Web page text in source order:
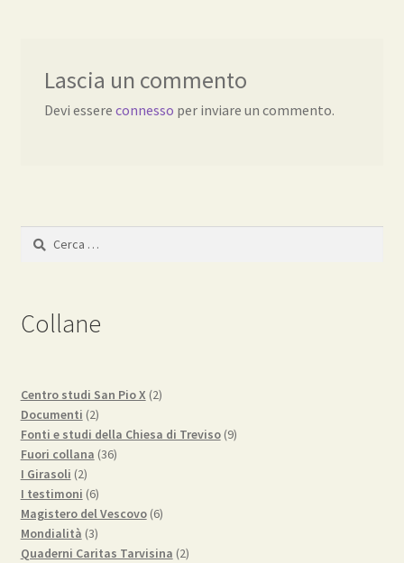
Lascia un commento
Devi essere connesso per inviare un commento.
Ricerca
Collane
Centro studi San Pio X 22
Documenti 22
prodotti
Fonti e studi della Chiesa di Treviso 99
Fuori collana 3636
I Girasoli 22
prodotti
I testimoni 66
prodotti
Magistero del Vescovo 66
Mondialità 33
prodotti
Quaderni Caritas Tarvisina 22